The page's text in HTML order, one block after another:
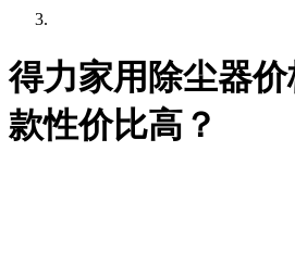
得力家用除尘器
款性价比高？